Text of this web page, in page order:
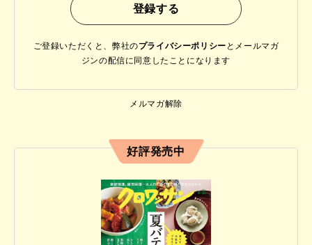
ご登録いただくと、弊社のプライバシーポリシー と メールマガ
ジンの配信に同意したことになります
メルマガ解除
好評発売中